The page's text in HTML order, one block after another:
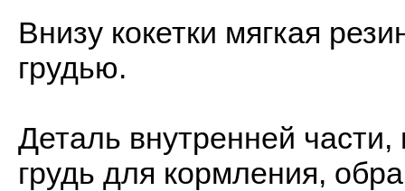
Внизу кокетки мягкая
грудью.
Деталь внутренней
грудь для кормления,